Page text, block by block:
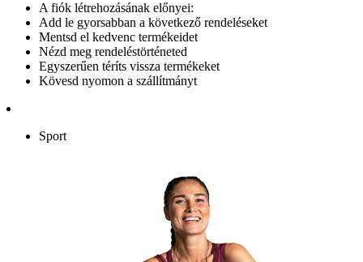
A fiók létrehozásának előnyei:
Add le gyorsabban a következő rendeléseket
Mentsd el kedvenc termékeidet
Nézd meg rendeléstörténeted
Egyszerűen téríts vissza termékeket
Kövesd nyomon a szállítmányt
Sport